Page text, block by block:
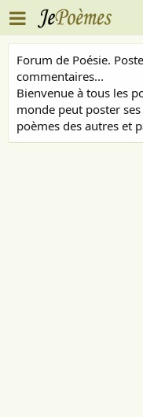
Forum de Poésie.
commentaires...
Bienvenue à tous les
monde peut poster
poèmes des autres et